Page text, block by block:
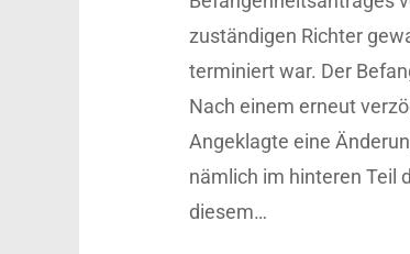
zuständigen Richter
terminiert war. Der
Nach einem erneut
Angeklagte eine
nämlich im hinteren Teil
diesem…